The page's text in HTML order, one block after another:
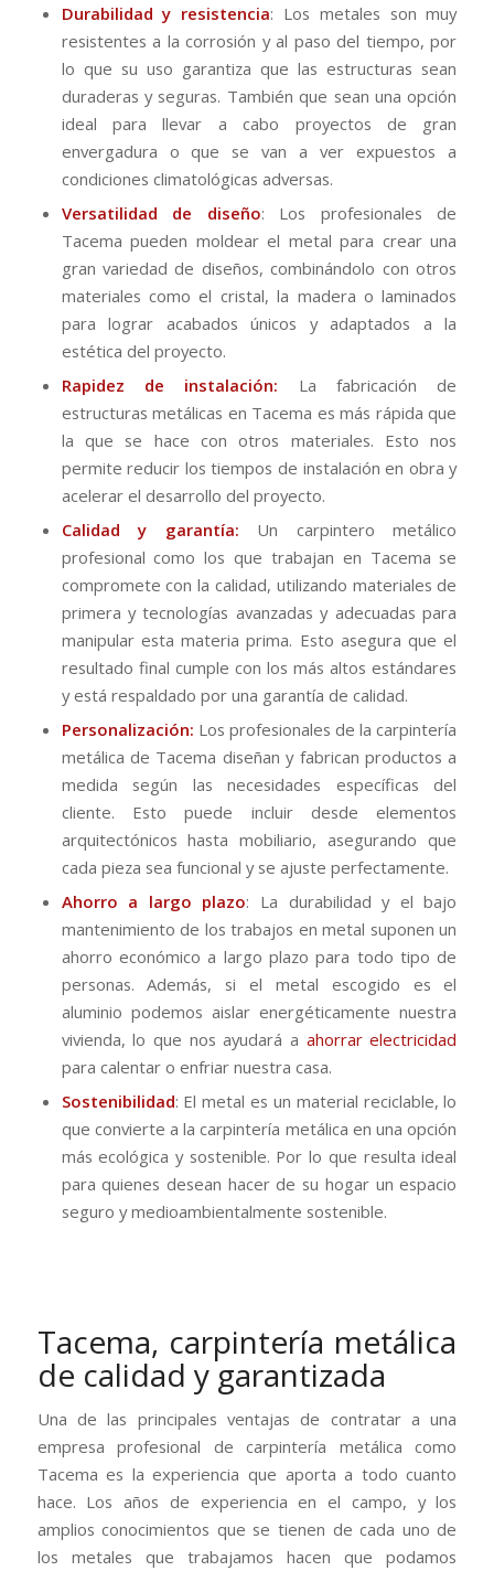
Durabilidad y resistencia: Los metales son muy
resistentes a la corrosión y al paso del tiempo, por
lo que su uso garantiza que las estructuras sean
duraderas y seguras. También que sean una opción
ideal para llevar a cabo proyectos de gran
envergadura o que se van a ver expuestos a
condiciones climatológicas adversas.
Versatilidad de diseño: Los profesionales de
Tacema pueden moldear el metal para crear una
gran variedad de diseños, combinándolo con otros
materiales como el cristal, la madera o laminados
para lograr acabados únicos y adaptados a la
estética del proyecto.
Rapidez de instalación: La fabricación de
estructuras metálicas en Tacema es más rápida que
la que se hace con otros materiales. Esto nos
permite reducir los tiempos de instalación en obra y
acelerar el desarrollo del proyecto.
Calidad y garantía: Un carpintero metálico
profesional como los que trabajan en Tacema se
compromete con la calidad, utilizando materiales de
primera y tecnologías avanzadas y adecuadas para
manipular esta materia prima. Esto asegura que el
resultado final cumple con los más altos estándares
y está respaldado por una garantía de calidad.
Personalización: Los profesionales de la carpintería
metálica de Tacema diseñan y fabrican productos a
medida según las necesidades específicas del
cliente. Esto puede incluir desde elementos
arquitectónicos hasta mobiliario, asegurando que
cada pieza sea funcional y se ajuste perfectamente.
Ahorro a largo plazo: La durabilidad y el bajo
mantenimiento de los trabajos en metal suponen un
ahorro económico a largo plazo para todo tipo de
personas. Además, si el metal escogido es el
aluminio podemos aislar energéticamente nuestra
vivienda, lo que nos ayudará a ahorrar electricidad
para calentar o enfriar nuestra casa.
Sostenibilidad: El metal es un material reciclable, lo
que convierte a la carpintería metálica en una opción
más ecológica y sostenible. Por lo que resulta ideal
para quienes desean hacer de su hogar un espacio
seguro y medioambientalmente sostenible.
Tacema, carpintería metálica
de calidad y garantizada
Una de las principales ventajas de contratar a una
empresa profesional de carpintería metálica como
Tacema es la experiencia que aporta a todo cuanto
hace. Los años de experiencia en el campo, y los
amplios conocimientos que se tienen de cada uno de
los metales que trabajamos hacen que podamos